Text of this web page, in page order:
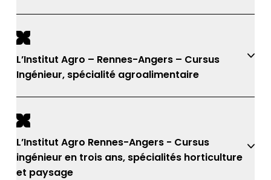
L’Institut Agro – Rennes-Angers – Cursus
Ingénieur, spécialité agroalimentaire
L’Institut Agro Rennes-Angers - Cursus
ingénieur en trois ans, spécialités horticulture
et paysage